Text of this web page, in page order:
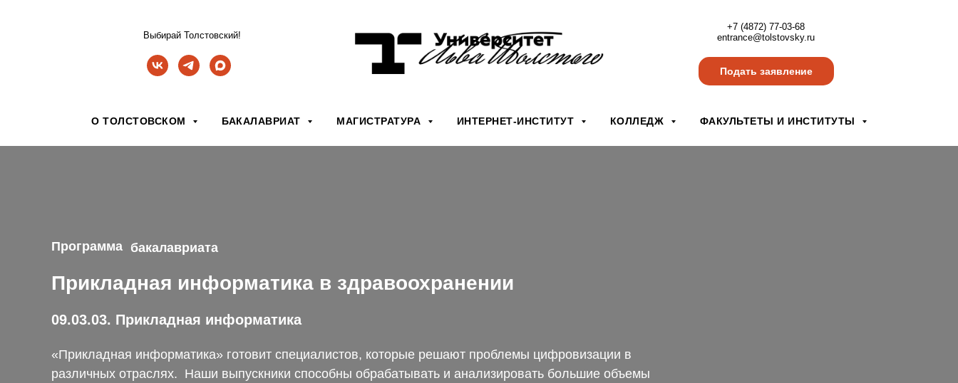
Выбирай Толстовский!
+7 (4872) 77-03-68
entrance@tolstovsky.ru
Подать заявление
О ТОЛСТОВСКОМ БАКАЛАВРИАТ МАГИСТРАТУРА ИНТЕРНЕТ-ИНСТИТУТ КОЛЛЕДЖ ФАКУЛЬТЕТЫ И ИНСТИТУТЫ
09.03.03. Прикладная информатика
Прикладная информатика в здравоохранении
«Прикладная информатика» готовит специалистов, которые решают проблемы цифровизации в
различных отраслях. Наши выпускники способны обрабатывать и анализировать большие объемы
Программа бакалавриата